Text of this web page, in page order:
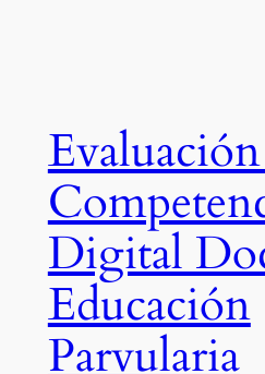
Digital
Educación
Parvularia